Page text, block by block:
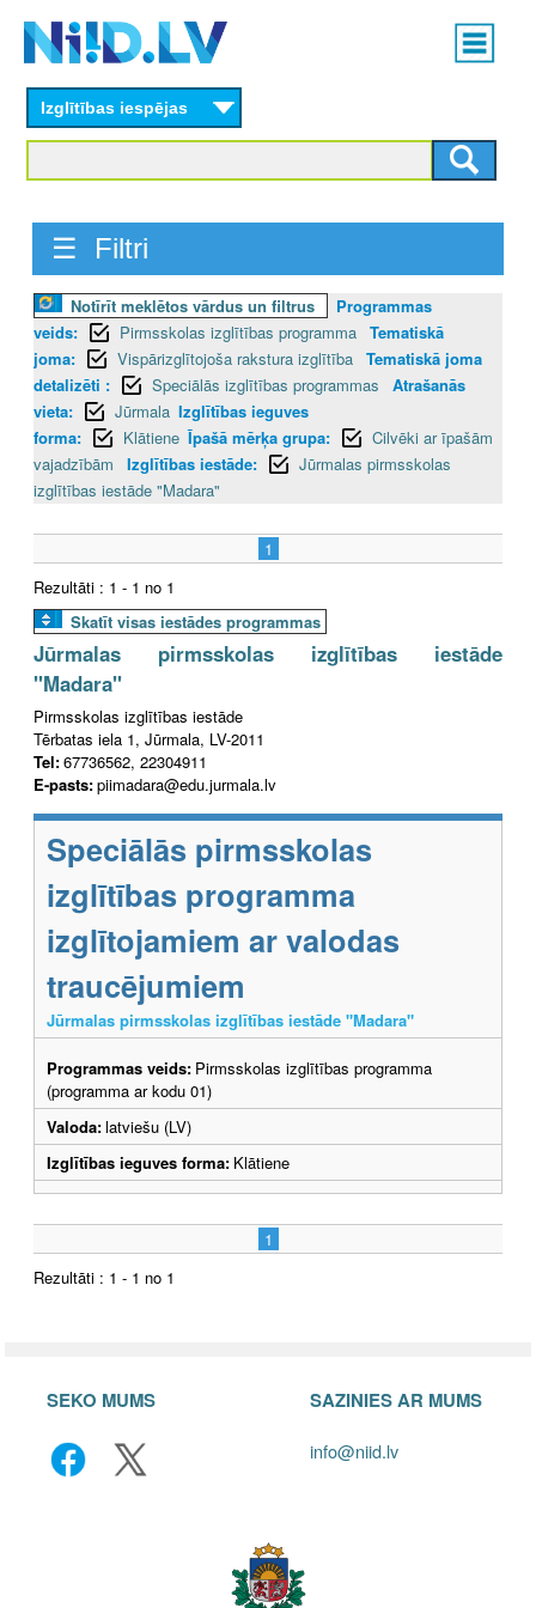
content
Main
menu
Izglītības iespējas
☰ Filtri
Notīrīt meklētos vārdus un filtrus
Programmas
veids:
Pirmsskolas izglītības programma Tematiskā
joma:
Vispārizglītojoša rakstura izglītība Tematiskā joma
detalizēti :
Speciālās izglītības programmas
Atrašanās
vieta:
Jūrmala Izglītības ieguves
forma:
Klātiene Īpašā mērķa grupa:
Cilvēki ar īpašām
vajadzībām
Izglītības iestāde:
Jūrmalas pirmsskolas
izglītības iestāde "Madara"
1
Rezultāti : 1 - 1 no 1
Skatīt visas iestādes programmas
Jūrmalas pirmsskolas izglītības iestāde
"Madara"
Pirmsskolas izglītības iestāde
Tērbatas iela 1, Jūrmala, LV-2011
Tel:67736562, 22304911
E-pasts:piimadara@edu.jurmala.lv
Speciālās pirmsskolas
izglītības programma
izglītojamiem ar valodas
traucējumiem
Jūrmalas pirmsskolas izglītības iestāde "Madara"
Programmas veids: Pirmsskolas izglītības programma
(programma ar kodu 01)
Valoda:latviešu (LV)
Izglītības ieguves forma: Klātiene
1
Rezultāti : 1 - 1 no 1
SEKO MUMS SAZINIES AR MUMS
info@niid.lv